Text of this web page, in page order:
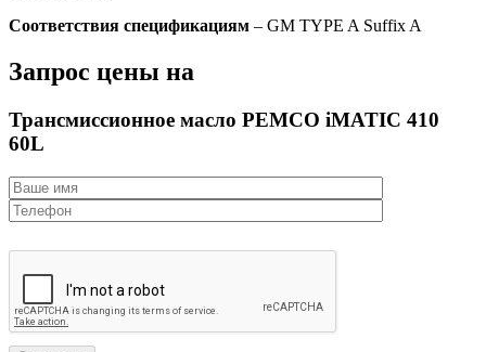
Соответствия спецификациям – GM TYPE A Suffix A
Запрос цены на
Трансмиссионное масло PEMCO iMATIC 410
60L